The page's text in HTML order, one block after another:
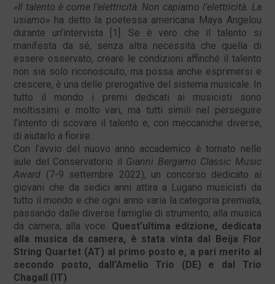
«Il talento è come l’elettricità. Non capiamo l’elettricità. La
usiamo» ha detto la poetessa americana Maya Angelou
durante un’intervista [1]. Se è vero che il talento si
manifesta da sé, senza altra necessità che quella di
essere osservato, creare le condizioni affinché il talento
non sia solo riconosciuto, ma possa anche esprimersi e
crescere, è una delle prerogative del sistema musicale. In
tutto il mondo i premi dedicati ai musicisti sono
moltissimi e molto vari, ma tutti simili nel perseguire
l’intento di scovare il talento e, con meccaniche diverse,
di aiutarlo a fiorire.
Con l’avvio del nuovo anno accademico è tornato nelle
aule del Conservatorio il Gianni Bergamo Classic Music
Award (7-9 settembre 2022), un concorso dedicato ai
giovani che da sedici anni attira a Lugano musicisti da
tutto il mondo e che ogni anno varia la categoria premiata,
passando dalle diverse famiglie di strumento, alla musica
da camera, alla voce. Quest’ultima edizione, dedicata
alla musica da camera, è stata vinta dal Beija Flor
String Quartet (AT) al primo posto e, a pari merito al
secondo posto, dall’Amelio Trio (DE) e dal Trio
Chagall (IT)